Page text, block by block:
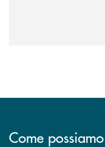
Come possiamo